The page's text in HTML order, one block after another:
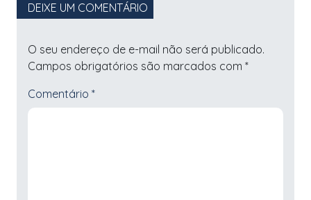
DEIXE UM COMENTÁRIO
O seu endereço de e-mail não será publicado.
Campos obrigatórios são marcados com *
Comentário *